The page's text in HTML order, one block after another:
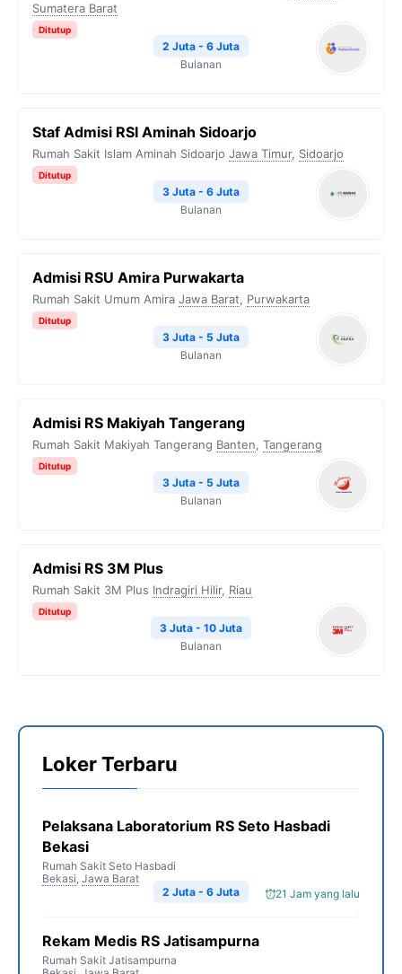
Sumatera Barat
Ditutup
2 Juta - 6 Juta
Bulanan
Staf Admisi RSI Aminah Sidoarjo
Rumah Sakit Islam Aminah Sidoarjo Jawa Timur, Sidoarjo
Ditutup
3 Juta - 6 Juta
Bulanan
Admisi RSU Amira Purwakarta
Rumah Sakit Umum Amira Jawa Barat, Purwakarta
Ditutup
3 Juta - 5 Juta
Bulanan
Admisi RS Makiyah Tangerang
Rumah Sakit Makiyah Tangerang Banten, Tangerang
Ditutup
3 Juta - 5 Juta
Bulanan
Admisi RS 3M Plus
Rumah Sakit 3M Plus Indragiri Hilir, Riau
Ditutup
3 Juta - 10 Juta
Bulanan
Loker Terbaru
Pelaksana Laboratorium RS Seto Hasbadi
Bekasi
Rumah Sakit Seto Hasbadi
Bekasi, Jawa Barat
21 Jam yang lalu
2 Juta - 6 Juta
Rekam Medis RS Jatisampurna
Rumah Sakit Jatisampurna